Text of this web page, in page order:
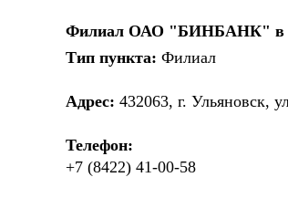
Филиал ОАО "БИНБАНК" в
Тип пункта: Филиал
Адрес: 432063, г. Ульяновск,
Телефон:
+7 (8422) 41-00-58